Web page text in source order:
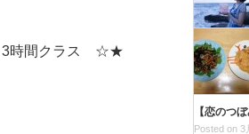
3時間クラス ☆★
【恋のつ
Posted on 3